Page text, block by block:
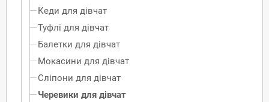
Кеди для дівчат
Туфлі для дівчат
Балетки для дівчат
Мокасини для дівчат
Сліпони для дівчат
Черевики для дівчат